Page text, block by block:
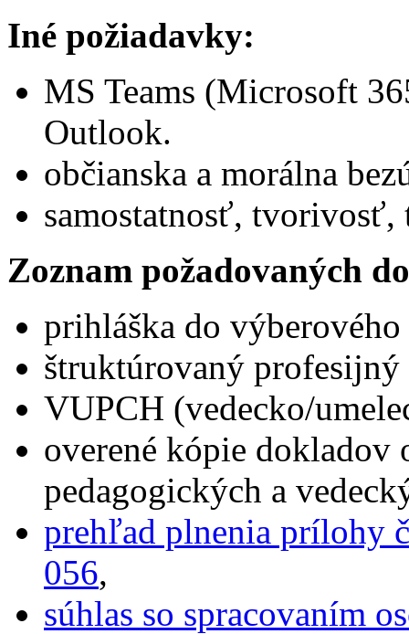
Iné požiadavky:
MS Teams (Microsoft
Outlook.
občianska a morálna
samostatnosť,
Zoznam požadovaných
prihláška do
štruktúrovaný
VUPCH (vedecko/
overené kópie dokladov
pedagogických a
prehľad plnenia prílohy
056,
súhlas so spracovaním